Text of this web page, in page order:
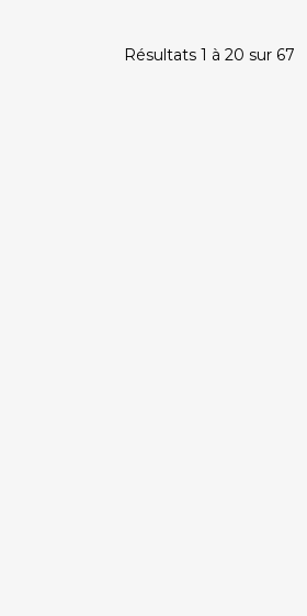
Résultats 1 à 20 sur 67